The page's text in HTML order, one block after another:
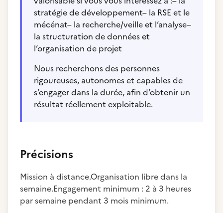
stratégie de développement– la RSE et le
mécénat– la recherche/veille et l’analyse–
la structuration de données et
l’organisation de projet
Nous recherchons des personnes
rigoureuses, autonomes et capables de
s’engager dans la durée, afin d’obtenir un
résultat réellement exploitable.
Précisions
Mission à distance.Organisation libre dans la
semaine.Engagement minimum : 2 à 3 heures
par semaine pendant 3 mois minimum.